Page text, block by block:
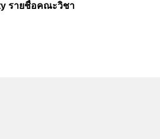
รายชื่อคณะวิชา